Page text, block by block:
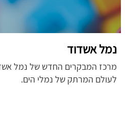
נמל אשדוד
מרכז המבקרים החדש של נמל
לעולם המרתק של נמלי הים.